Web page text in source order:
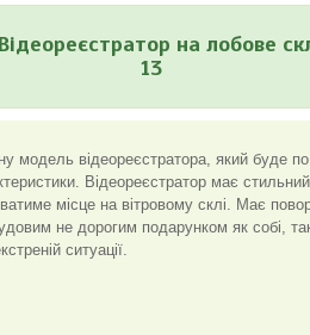
на лобове
13
модель відеореєстратора, який буде
Відеореєстратор має
місце на вітровому склі. Має
не дорогим подарунком як собі,
ситуації.